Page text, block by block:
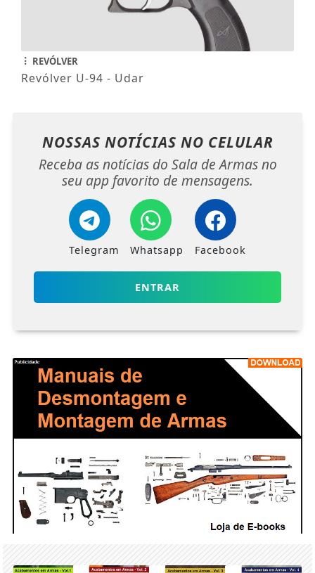
REVÓLVER
Revólver U-94 - Udar
NOSSAS NOTÍCIAS NO CELULAR
Receba as notícias do Sala de Armas no
seu app favorito de mensagens.
Telegram Whatsapp Facebook
ENTRAR